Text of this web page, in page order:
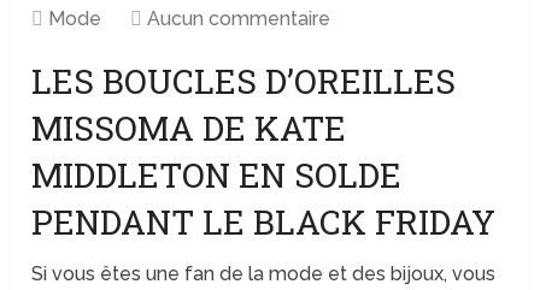
Mode Aucun commentaire
LES BOUCLES D’OREILLES
MISSOMA DE KATE
MIDDLETON EN SOLDE
PENDANT LE BLACK FRIDAY
Si vous êtes une fan de la mode et des bijoux, vous